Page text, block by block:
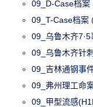
09_D-Case档案
09_T-Case档案
09_乌鲁木齐7·5
09_乌鲁木齐针
09_吉林通钢事
09_弗州理工命
09_甲型流感